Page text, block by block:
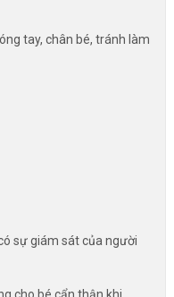
tay, chân bé, tránh làm
sự giám sát của người